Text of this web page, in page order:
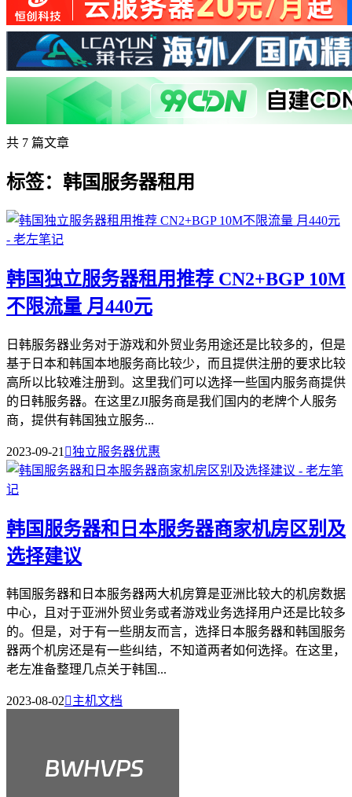
共 7 篇文章
标签：韩国服务器租用
韩国独立服务器租用推荐 CN2+BGP 10M
不限流量 月440元
日韩服务器业务对于游戏和外贸业务用途还是比较多的，但是
基于日本和韩国本地服务商比较少，而且提供注册的要求比较
高所以比较难注册到。这里我们可以选择一些国内服务商提供
的日韩服务器。在这里ZJI服务商是我们国内的老牌个人服务
商，提供有韩国独立服务...
2023-09-21 独立服务器优惠
韩国服务器和日本服务器商家机房区别及
选择建议
韩国服务器和日本服务器两大机房算是亚洲比较大的机房数据
中心，且对于亚洲外贸业务或者游戏业务选择用户还是比较多
的。但是，对于有一些朋友而言，选择日本服务器和韩国服务
器两个机房还是有一些纠结，不知道两者如何选择。在这里，
老左准备整理几点关于韩国...
2023-08-02主机文档